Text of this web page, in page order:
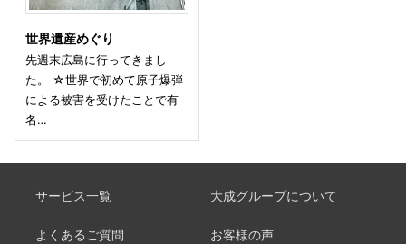
世界遺産めぐり
先週末広島に行ってきまし
た。 ☆世界で初めて原子爆弾
による被害を受けたことで有
名…
サービス一覧 大成グループについて
よくあるご質問 お客様の声